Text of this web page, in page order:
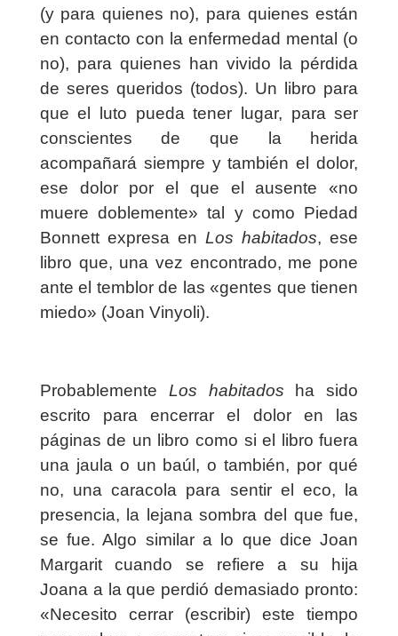
(y para quienes no), para quienes están
en contacto con la enfermedad mental (o
no), para quienes han vivido la pérdida
de seres queridos (todos). Un libro para
que el luto pueda tener lugar, para ser
conscientes de que la herida
acompañará siempre y también el dolor,
ese dolor por el que el ausente «no
muere doblemente» tal y como Piedad
Bonnett expresa enLos habitados, ese
libro que, una vez encontrado, me pone
ante el temblor de las «gentes que tienen
miedo» (Joan Vinyoli).
Probablemente Los habitados ha sido
escrito para encerrar el dolor en las
páginas de un libro como si el libro fuera
una jaula o un baúl, o también, por qué
no, una caracola para sentir el eco, la
presencia, la lejana sombra del que fue,
se fue. Algo similar a lo que dice Joan
Margarit cuando se refiere a su hija
Joana a la que perdió demasiado pronto:
«Necesito cerrar (escribir) este tiempo